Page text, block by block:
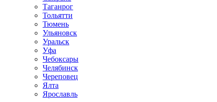
Таганрог
Тольятти
Тюмень
Ульяновск
Уральск
Уфа
Чебоксары
Челябинск
Череповец
Ялта
Ярославль